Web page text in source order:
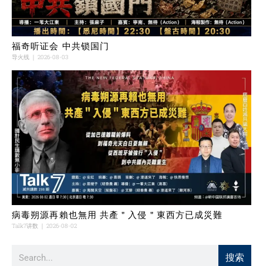
福奇听证会 中共锁国门
导火线 2026-08-03
病毒朔源再賴也無用 共產＂入侵＂東西方已成災難
Talk7讲数 2026-08-02
搜索